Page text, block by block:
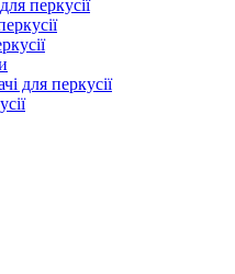
перкусії
для перкусії